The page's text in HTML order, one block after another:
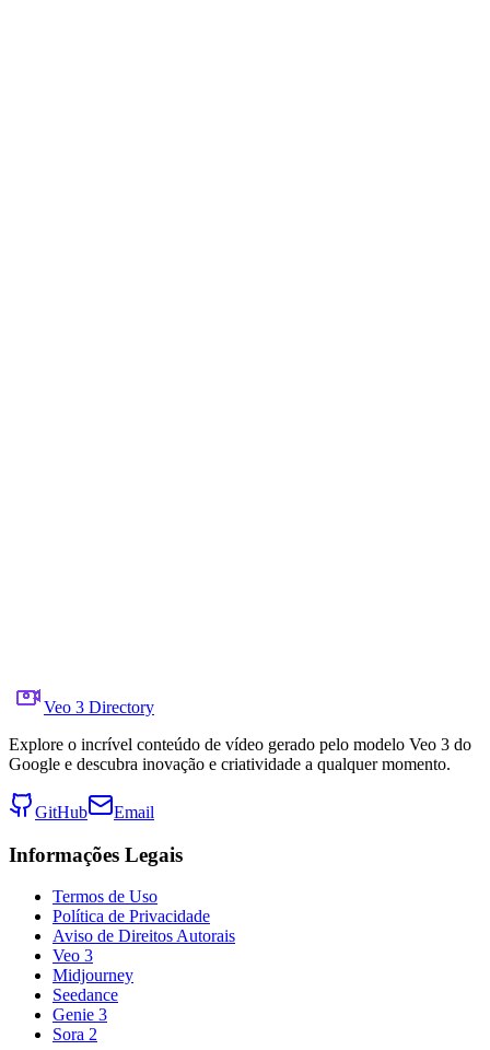
osama orabi
Veo 3 Directory
Explore o incrível conteúdo de vídeo gerado pelo modelo Veo 3 do
Google e descubra inovação e criatividade a qualquer momento.
GitHub Email
Informações Legais
Termos de Uso
Política de Privacidade
Aviso de Direitos Autorais
Veo 3
Midjourney
Seedance
Genie 3
Sora 2